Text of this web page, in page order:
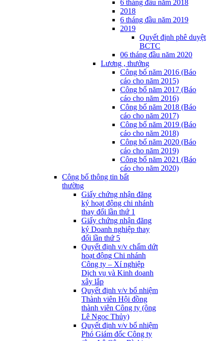
6 tháng đầu năm 2018
2018
6 tháng đầu năm 2019
2019
Quyết định phê duyệt
BCTC
06 tháng đầu năm 2020
Lương , thưởng
Công bố năm 2016 (Báo
cáo cho năm 2015)
Công bố năm 2017 (Báo
cáo cho năm 2016)
Công bố năm 2018 (Báo
cáo cho năm 2017)
Công bố năm 2019 (Báo
cáo cho năm 2018)
Công bố năm 2020 (Báo
cáo cho năm 2019)
Công bố năm 2021 (Báo
cáo cho năm 2020)
Công bố thông tin bất
thường
Giấy chứng nhận đăng
ký hoạt động chi nhánh
thay đổi lần thứ 1
Giấy chứng nhận đăng
ký Doanh nghiệp thay
đổi lần thứ 5
Quyết định v/v chấm dứt
hoạt động Chi nhánh
Công ty – Xí nghiệp
Dịch vụ và Kinh doanh
xây lắp
Quyết định v/v bổ nhiệm
Thành viên Hội đồng
thành viên Công ty (ông
Lê Ngọc Thủy)
Quyết định v/v bổ nhiệm
Phó Giám đốc Công ty